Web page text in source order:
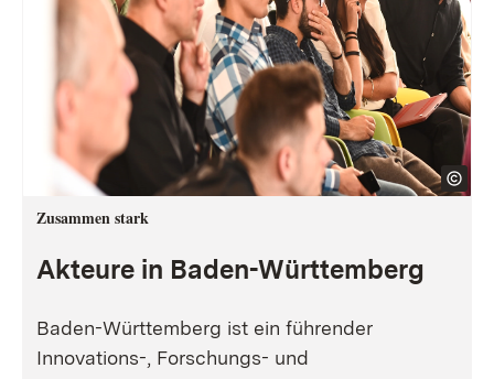
Zusammen stark
Akteure in Baden-Württemberg
Baden-Württemberg ist ein führender
Innovations-, Forschungs- und